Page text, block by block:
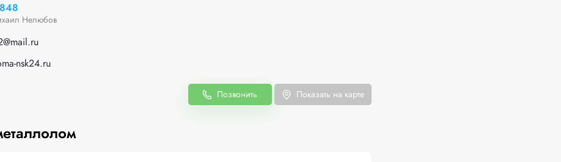
Нелюбов
nsk24.ru
Позвонить Показать на карте